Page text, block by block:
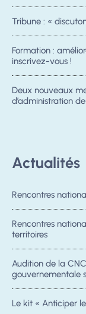
Tribune : «
Formation :
inscrivez-vous !
Deux nouveaux
d’administration de
Actualités
Rencontres
Rencontres
territoires
Audition de la
gouvernementale
Le kit « Anticiper